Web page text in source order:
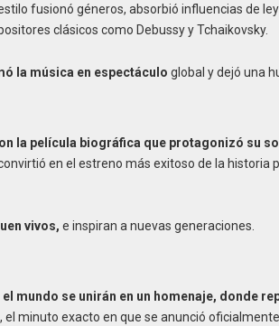
fusionó géneros, absorbió influencias de
clásicos como Debussy y Tchaikovsky.
la música en espectáculo global y dejó una
la película biográfica que protagonizó su
en el estreno más exitoso de la historia
vivos, e inspiran a nuevas generaciones.
mundo se unirán en un homenaje, donde
el minuto exacto en que se anunció